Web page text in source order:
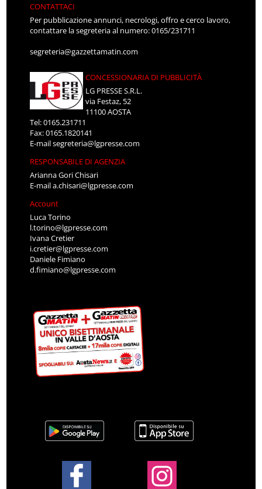
CONTATTACI
Per pubblicazione annunci, necrologi, offro e cerco lavoro,
contattare la segreteria al numero: 0165/231711
segreteria@gazzettamatin.com
CONCESSIONARIA DI PUBBLICITÀ
LG PRESSE S.R.L.
via Festaz, 52
11100 AOSTA
Tel: 0165.231711
Fax: 0165.1820141
E-mailsegreteria@lgpresse.com
RESPONSABILE DI AGENZIA
Arianna Gori Chisari
E-maila.chisari@lgpresse.com
Account
Luca Torino
l.torino@lgpresse.com
Ivana Cretier
i.cretier@lgpresse.com
Daniele Fimiano
d.fimiano@lgpresse.com